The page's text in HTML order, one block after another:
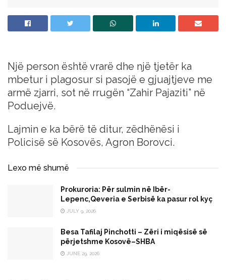
Një person është vrarë dhe një tjetër ka
mbetur i plagosur si pasojë e gjuajtjeve me
armë zjarri, sot në rrugën “Zahir Pajaziti” në
Poduejvë.
Lajmin e ka bërë të ditur, zëdhënësi i
Policisë së Kosovës, Agron Borovci.
Lexo më shumë
Prokuroria: Për sulmin në Ibër-
Lepenc,Qeveria e Serbisë ka pasur rol kyç
JULY 9, 2026
Besa Tafilaj Pinchotti – Zëri i miqësisë së
përjetshme Kosovë–SHBA
JUNE 29, 2026